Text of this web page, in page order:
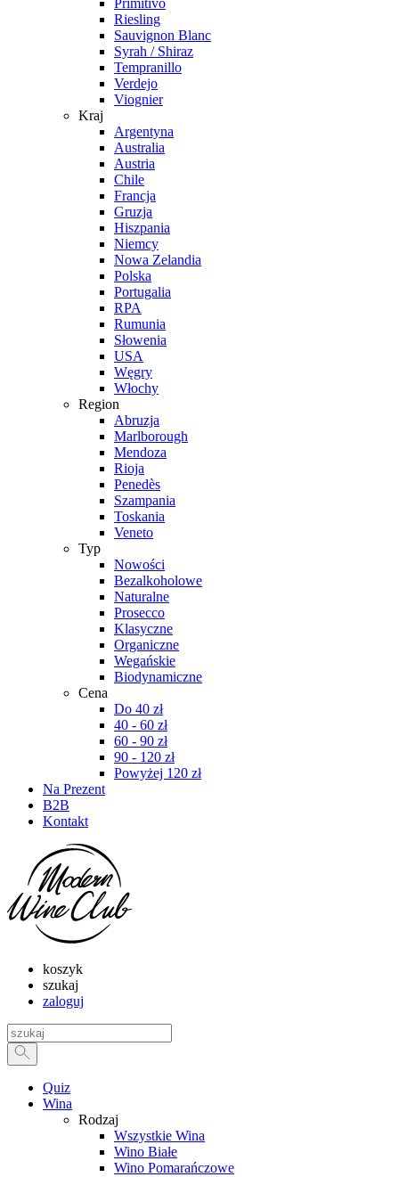
Primitivo
Riesling
Sauvignon Blanc
Syrah / Shiraz
Tempranillo
Verdejo
Viognier
Kraj
Argentyna
Australia
Austria
Chile
Francja
Gruzja
Hiszpania
Niemcy
Nowa Zelandia
Polska
Portugalia
RPA
Rumunia
Słowenia
USA
Węgry
Włochy
Region
Abruzja
Marlborough
Mendoza
Rioja
Penedès
Szampania
Toskania
Veneto
Typ
Nowości
Bezalkoholowe
Naturalne
Prosecco
Klasyczne
Organiczne
Wegańskie
Biodynamiczne
Cena
Do 40 zł
40 - 60 zł
60 - 90 zł
90 - 120 zł
Powyżej 120 zł
Na Prezent
B2B
Kontakt
koszyk
szukaj
zaloguj
Quiz
Wina
Rodzaj
Wszystkie Wina
Wino Białe
Wino Pomarańczowe